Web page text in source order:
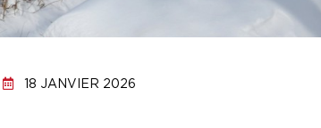
18 JANVIER 2026